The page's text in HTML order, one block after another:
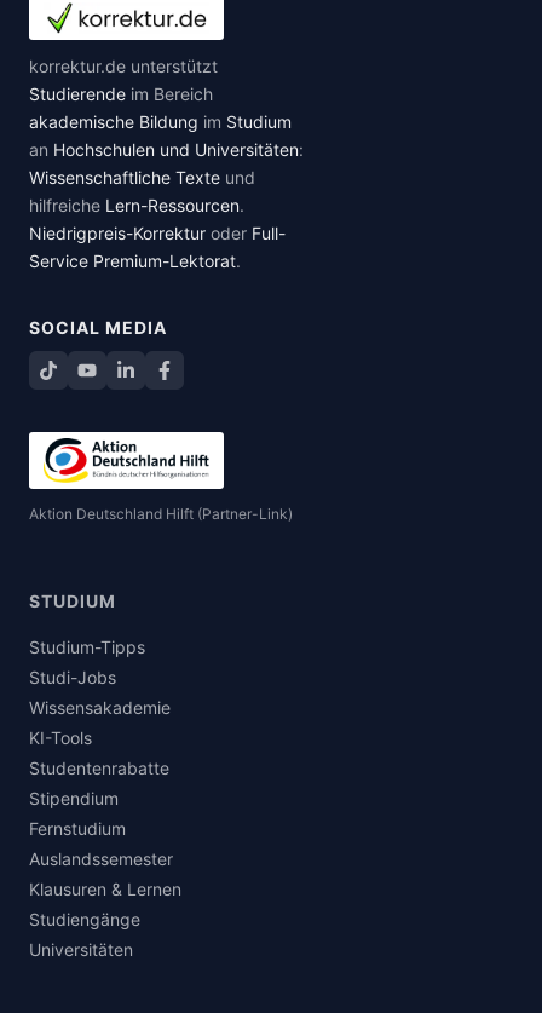
korrektur.de unterstützt
Studierende im Bereich
akademische Bildung im Studium
an Hochschulen und Universitäten:
Wissenschaftliche Texte und
hilfreiche Lern-Ressourcen.
Niedrigpreis-Korrektur oder Full-
Service Premium-Lektorat.
SOCIAL MEDIA
TikTokYouTube
LinkedInFacebook teilen
Aktion Deutschland Hilft (Partner-Link)
STUDIUM
Studium-Tipps
Studi-Jobs
Wissensakademie
KI-Tools
Studentenrabatte
Stipendium
Fernstudium
Auslandssemester
Klausuren & Lernen
Studiengänge
Universitäten